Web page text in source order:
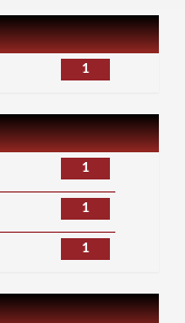
1
1
1
1